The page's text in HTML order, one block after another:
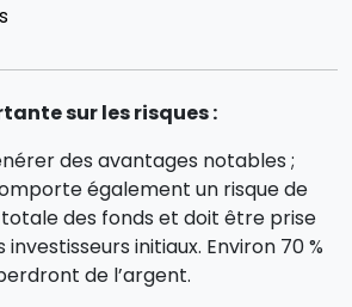
sur les risques :
des avantages notables ;
également un risque de
des fonds et doit être prise
initiaux. Environ 70 %
de l’argent.